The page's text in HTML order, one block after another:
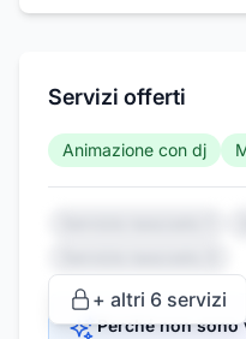
Servizi offerti
Animazione con dj
+ altri 6 servizi
Perché non sono